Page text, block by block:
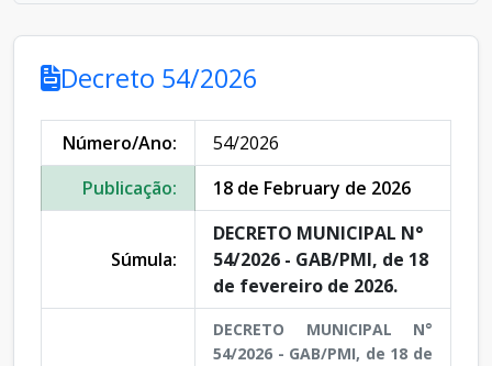
Decreto 54/2026
Número/Ano:
54/2026
Publicação:
18 de February de 2026
Súmula:
DECRETO MUNICIPAL N°
54/2026 - GAB/PMI, de 18
de fevereiro de 2026.
DECRETO MUNICIPAL N°
54/2026 - GAB/PMI, de 18 de